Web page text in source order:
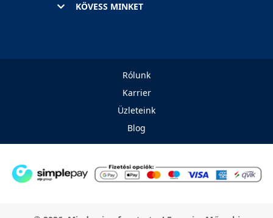
KÖVESS MINKET
Rólunk
Karrier
Üzleteink
Blog